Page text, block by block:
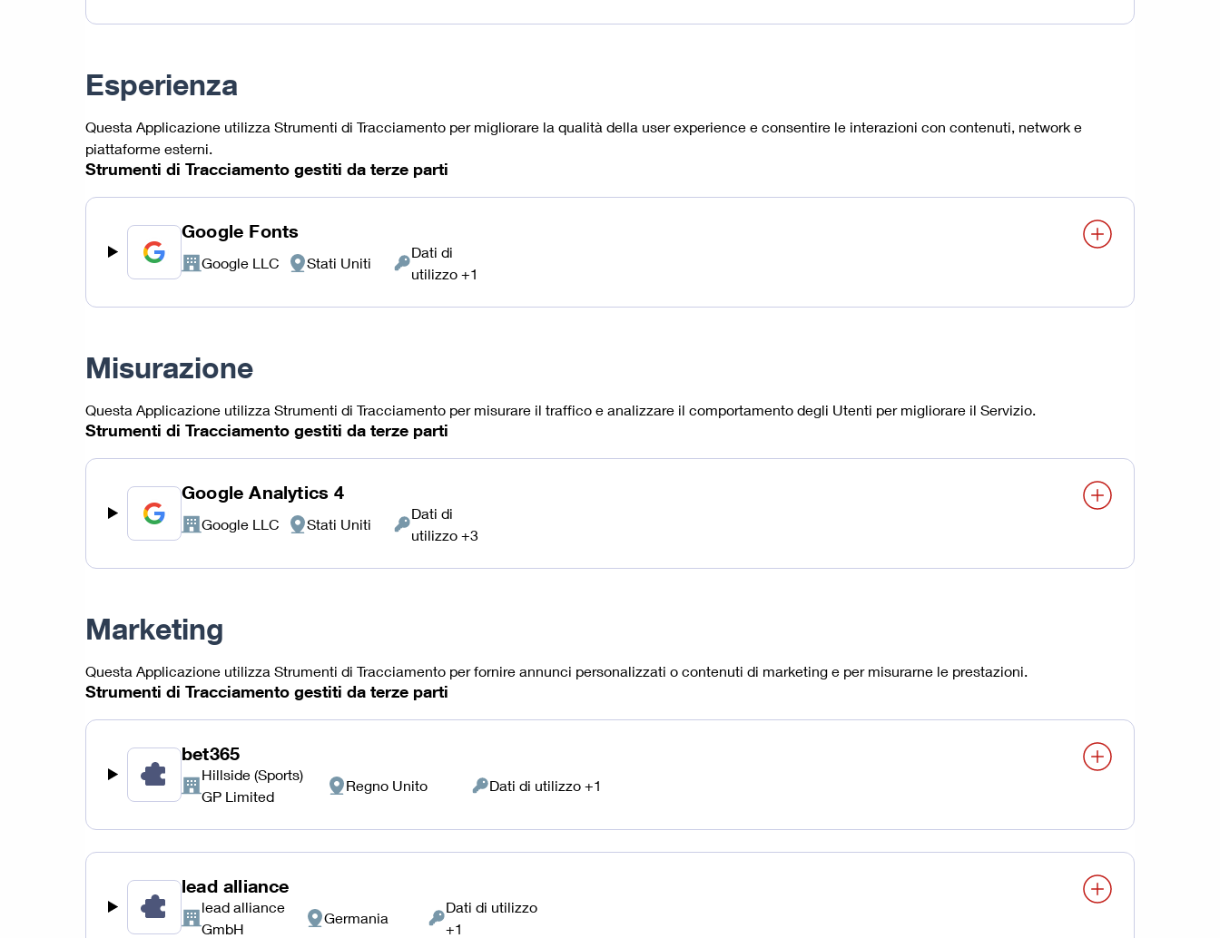
Esperienza
Questa Applicazione utilizza Strumenti di Tracciamento per migliorare la qualità della user experience e consentire le interazioni con contenuti, network e
piattaforme esterni.
Strumenti di Tracciamento gestiti da terze parti
Google Fonts
Azienda:
Google LLC
Luogo
Stati Uniti
Dati
Dati di
utilizzo +1
Misurazione
Questa Applicazione utilizza Strumenti di Tracciamento per misurare il traffico e analizzare il comportamento degli Utenti per migliorare il Servizio.
Strumenti di Tracciamento gestiti da terze parti
Google Analytics 4
Azienda:
Google LLC
Luogo
Stati Uniti
Dati
Dati di
utilizzo +3
Marketing
Questa Applicazione utilizza Strumenti di Tracciamento per fornire annunci personalizzati o contenuti di marketing e per misurarne le prestazioni.
Strumenti di Tracciamento gestiti da terze parti
bet365
Azienda:
Hillside (Sports)
GP Limited
Luogo
Regno Unito
Dati
Dati di utilizzo +1
lead alliance
Azienda:
lead alliance
GmbH
Luogo
Germania
Dati
Dati di utilizzo
+1